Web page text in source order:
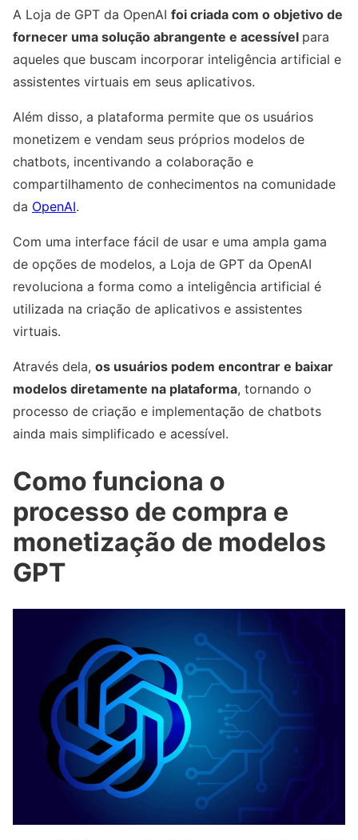
A Loja de GPT da OpenAI foi criada com o objetivo de
fornecer uma solução abrangente e acessível para
aqueles que buscam incorporar inteligência artificial e
assistentes virtuais em seus aplicativos.
Além disso, a plataforma permite que os usuários
monetizem e vendam seus próprios modelos de
chatbots, incentivando a colaboração e
compartilhamento de conhecimentos na comunidade
da OpenAI.
Com uma interface fácil de usar e uma ampla gama
de opções de modelos, a Loja de GPT da OpenAI
revoluciona a forma como a inteligência artificial é
utilizada na criação de aplicativos e assistentes
virtuais.
Através dela, os usuários podem encontrar e baixar
modelos diretamente na plataforma, tornando o
processo de criação e implementação de chatbots
ainda mais simplificado e acessível.
Como funciona o
processo de compra e
monetização de modelos
GPT